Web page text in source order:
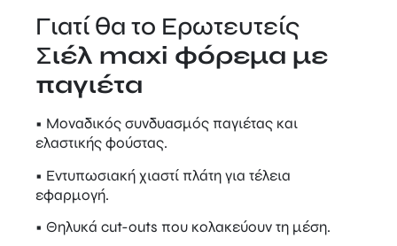
Γιατί θα το Ερωτευτείς
Σιέλ maxi φόρεμα με
παγιέτα
• Μοναδικός συνδυασμός παγιέτας και
ελαστικής φούστας.
• Εντυπωσιακή χιαστί πλάτη για τέλεια
εφαρμογή.
• Θηλυκά cut-outs που κολακεύουν τη μέση.